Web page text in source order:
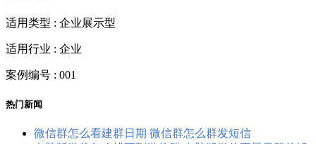
适用类型 : 企业展示型
适用行业 : 企业
案例编号 : 001
热门新闻
微信群怎么看建群日期 微信群怎么群发短信